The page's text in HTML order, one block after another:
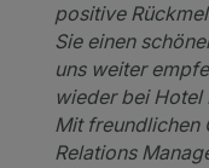
positive
Sie einen
uns weiter
wieder bei
Mit freundlichen
Relations